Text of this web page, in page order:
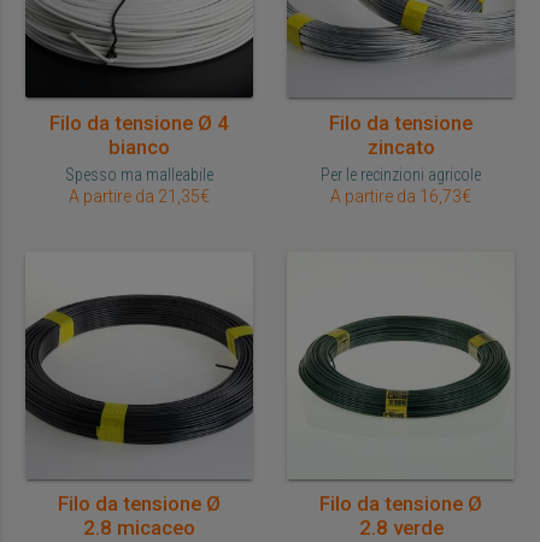
Filo da tensione Ø 4
bianco
Spesso ma malleabile
A partire da 21,35€
Filo da tensione
zincato
Per le recinzioni agricole
A partire da 16,73€
Filo da tensione Ø
2.8 micaceo
Filo da tensione Ø
2.8 verde